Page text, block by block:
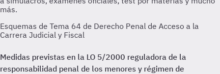
Esquemas de Tema 64 de Derecho Penal de Acceso a la
Carrera Judicial y Fiscal
Medidas previstas en la LO 5/2000 reguladora de la
responsabilidad penal de los menores y régimen de